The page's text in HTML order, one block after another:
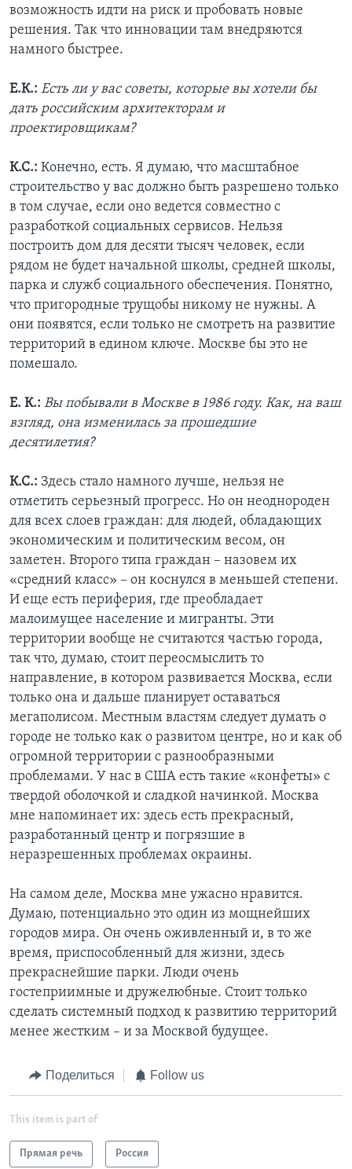
возможность идти на риск и пробовать новые
решения. Так что инновации там внедряются
намного быстрее.
Е.К.: Есть ли у вас советы, которые вы хотели бы
дать российским архитекторам и
проектировщикам?
К.С.: Конечно, есть. Я думаю, что масштабное
строительство у вас должно быть разрешено только
в том случае, если оно ведется совместно с
разработкой социальных сервисов. Нельзя
построить дом для десяти тысяч человек, если
рядом не будет начальной школы, средней школы,
парка и служб социального обеспечения. Понятно,
что пригородные трущобы никому не нужны. А
они появятся, если только не смотреть на развитие
территорий в едином ключе. Москве бы это не
помешало.
Е. К.: Вы побывали в Москве в 1986 году. Как, на ваш
взгляд, она изменилась за прошедшие
десятилетия?
К.С.: Здесь стало намного лучше, нельзя не
отметить серьезный прогресс. Но он неоднороден
для всех слоев граждан: для людей, обладающих
экономическим и политическим весом, он
заметен. Второго типа граждан – назовем их
«средний класс» – он коснулся в меньшей степени.
И еще есть периферия, где преобладает
малоимущее население и мигранты. Эти
территории вообще не считаются частью города,
так что, думаю, стоит переосмыслить то
направление, в котором развивается Москва, если
только она и дальше планирует оставаться
мегаполисом. Местным властям следует думать о
городе не только как о развитом центре, но и как об
огромной территории с разнообразными
проблемами. У нас в США есть такие «конфеты» с
твердой оболочкой и сладкой начинкой. Москва
мне напоминает их: здесь есть прекрасный,
разработанный центр и погрязшие в
неразрешенных проблемах окраины.
На самом деле, Москва мне ужасно нравится.
Думаю, потенциально это один из мощнейших
городов мира. Он очень оживленный и, в то же
время, приспособленный для жизни, здесь
прекраснейшие парки. Люди очень
гостеприимные и дружелюбные. Стоит только
сделать системный подход к развитию территорий
менее жестким – и за Москвой будущее.
Поделиться Follow us
This item is part of
Прямая речь Россия